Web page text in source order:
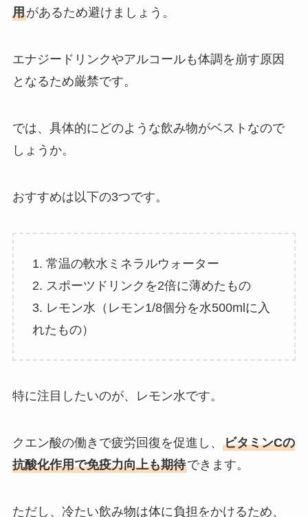
用があるため避けましょう。
エナジードリンクやアルコールも体調を崩す原因
となるため厳禁です。
では、具体的にどのような飲み物がベストなので
しょうか。
おすすめは以下の3つです。
1. 常温の軟水ミネラルウォーター
2. スポーツドリンクを2倍に薄めたもの
3. レモン水（レモン1/8個分を水500mlに入
れたもの）
特に注目したいのが、レモン水です。
クエン酸の働きで疲労回復を促進し、 ビタミンCの
抗酸化作用で免疫力向上も期待できます。
ただし、冷たい飲み物は体に負担をかけるため、